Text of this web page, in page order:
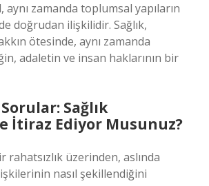
aynı zamanda toplumsal yapıların
doğrudan ilişkilidir. Sağlık,
ötesinde, aynı zamanda
adaletin ve insan haklarının bir
Sağlık
İtiraz Ediyor Musunuz?
rahatsızlık üzerinden, aslında
nasıl şekillendiğini